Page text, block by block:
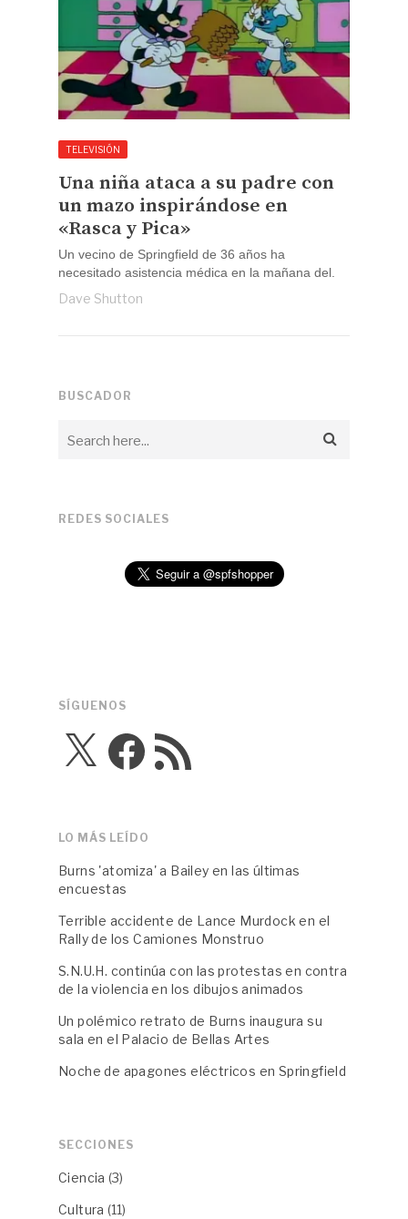
TELEVISIÓN
Una niña ataca a su padre con
un mazo inspirándose en
«Rasca y Pica»
Un vecino de Springfield de 36 años ha
necesitado asistencia médica en la mañana del.
Dave Shutton
BUSCADOR
REDES SOCIALES
SÍGUENOS
X FacebookFeed
RSS
LO MÁS LEÍDO
Burns 'atomiza' a Bailey en las últimas
encuestas
Terrible accidente de Lance Murdock en el
Rally de los Camiones Monstruo
S.N.U.H. continúa con las protestas en contra
de la violencia en los dibujos animados
Un polémico retrato de Burns inaugura su
sala en el Palacio de Bellas Artes
Noche de apagones eléctricos en Springfield
SECCIONES
Ciencia (3)
Cultura (11)